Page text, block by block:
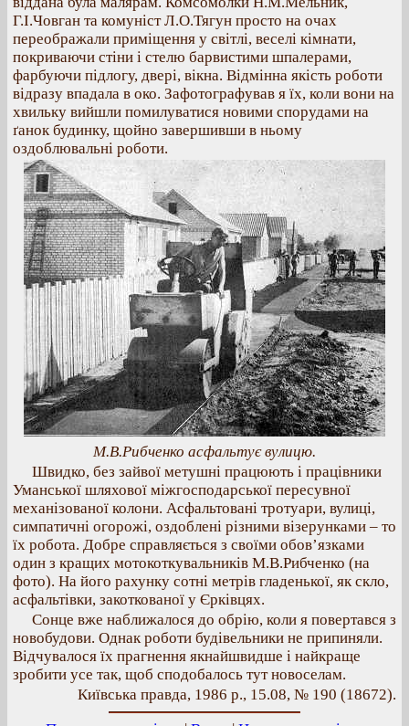
Г.І.Човган та комуніст Л.О.Тягун просто на очах
переображали приміщення у світлі, веселі кімнати,
покриваючи стіни і стелю барвистими шпалерами,
фарбуючи підлогу, двері, вікна. Відмінна якість роботи
відразу впадала в око. Зафотографував я їх, коли вони на
хвильку вийшли помилуватися новими спорудами на
ґанок будинку, щойно завершивши в ньому
оздоблювальні роботи.
М.В.Рибченко асфальтує вулицю.
Швидко, без зайвої метушні працюють і працівники
Уманської шляхової міжгосподарської пересувної
механізованої колони. Асфальтовані тротуари, вулиці,
симпатичні огорожі, оздоблені різними візерунками – то
їх робота. Добре справляється з своїми обов’язками
один з кращих мотокоткувальників М.В.Рибченко (на
фото). На його рахунку сотні метрів гладенької, як скло,
асфальтівки, закоткованої у Єрківцях.
Сонце вже наближалося до обрію, коли я повертався з
новобудови. Однак роботи будівельники не припиняли.
Відчувалося їх прагнення якнайшвидше і найкраще
зробити усе так, щоб сподобалось тут новоселам.
Київська правда, 1986 р., 15.08, № 190 (18672).